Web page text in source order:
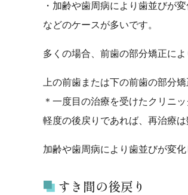
・加齢や歯周病により歯並びが
などのケースが多いです。
多くの場合、前歯の部分矯正によ
上の前歯または下の前歯の部分
＊一度目の治療を受けたクリニ
軽度の後戻りであれば、再治療
加齢や歯周病により歯並びが変
すき間の後戻り